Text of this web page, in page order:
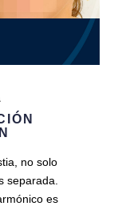
no solo
separada.
es